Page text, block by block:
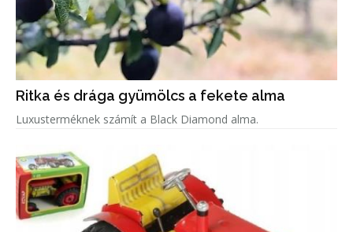
Ritka és drága gyümölcs a fekete alma
Luxusterméknek számít a Black Diamond alma.